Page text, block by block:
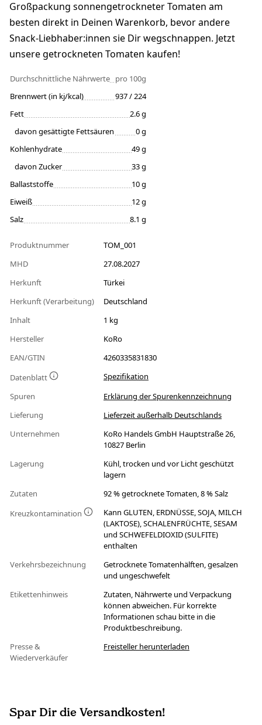
Großpackung sonnengetrockneter Tomaten am
besten direkt in Deinen Warenkorb, bevor andere
Snack-Liebhaber:innen sie Dir wegschnappen. Jetzt
unsere getrockneten Tomaten kaufen!
Durchschnittliche Nährwerte pro 100g
Brennwert (in kj/kcal)
937 / 224
Fett
2.6 g
davon gesättigte Fettsäuren
0 g
Kohlenhydrate
49 g
davon Zucker
33 g
Ballaststoffe
10 g
Eiweiß
12 g
Salz
8.1 g
Produktnummer
TOM_001
MHD
27.08.2027
Herkunft
Türkei
Herkunft (Verarbeitung)
Deutschland
Inhalt
1 kg
Hersteller
KoRo
EAN/GTIN
4260335831830
Datenblatt
Spezifikation
Spuren
Erklärung der Spurenkennzeichnung
Lieferung
Lieferzeit außerhalb Deutschlands
Unternehmen
KoRo Handels GmbH Hauptstraße 26,
10827 Berlin
Lagerung
Kühl, trocken und vor Licht geschützt
lagern
Zutaten
92 % getrocknete Tomaten, 8 % Salz
Kreuzkontamination
Kann GLUTEN, ERDNÜSSE, SOJA, MILCH
(LAKTOSE), SCHALENFRÜCHTE, SESAM
und SCHWEFELDIOXID (SULFITE)
enthalten
Verkehrsbezeichnung
Getrocknete Tomatenhälften, gesalzen
und ungeschwefelt
Etikettenhinweis
Zutaten, Nährwerte und Verpackung
können abweichen. Für korrekte
Informationen schau bitte in die
Produktbeschreibung.
Presse &
Wiederverkäufer
Freisteller herunterladen
Spar Dir die Versandkosten!